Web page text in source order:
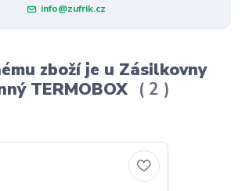
info@zufrik.cz
zboží je u Zásilkovny
TERMOBOX
2